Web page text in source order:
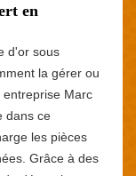
en
d'or sous
la gérer ou
Marc
dans ce
les pièces
Grâce à des